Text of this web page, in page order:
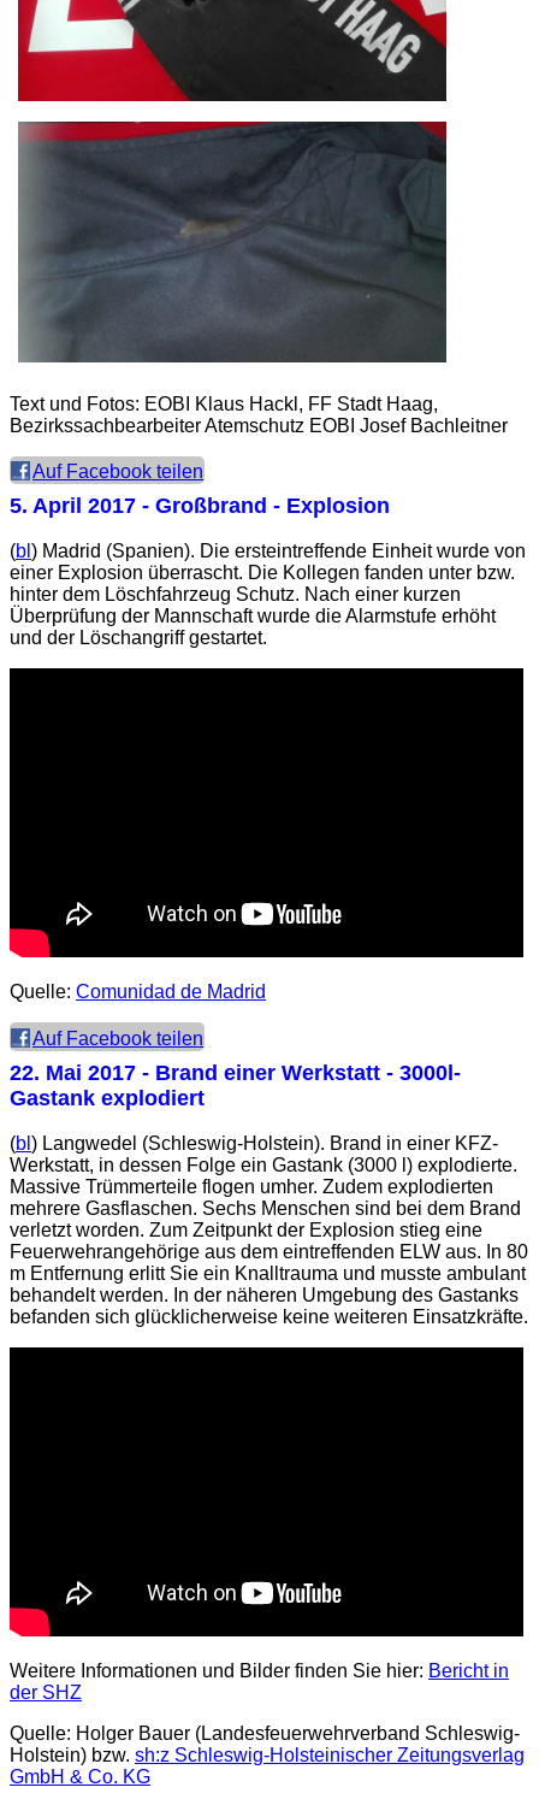
Text und Fotos: EOBI Klaus Hackl, FF Stadt Haag,
Bezirkssachbearbeiter Atemschutz EOBI Josef Bachleitner
Auf Facebook teilen
5. April 2017 - Großbrand - Explosion
(bl ) Madrid (Spanien). Die ersteintreffende Einheit wurde von
einer Explosion überrascht. Die Kollegen fanden unter bzw.
hinter dem Löschfahrzeug Schutz. Nach einer kurzen
Überprüfung der Mannschaft wurde die Alarmstufe erhöht
und der Löschangriff gestartet.
Quelle: Comunidad de Madrid
Auf Facebook teilen
22. Mai 2017 - Brand einer Werkstatt - 3000l-
Gastank explodiert
(bl ) Langwedel (Schleswig-Holstein). Brand in einer KFZ-
Werkstatt, in dessen Folge ein Gastank (3000 l) explodierte.
Massive Trümmerteile flogen umher. Zudem explodierten
mehrere Gasflaschen. Sechs Menschen sind bei dem Brand
verletzt worden. Zum Zeitpunkt der Explosion stieg eine
Feuerwehrangehörige aus dem eintreffenden ELW aus. In 80
m Entfernung erlitt Sie ein Knalltrauma und musste ambulant
behandelt werden. In der näheren Umgebung des Gastanks
befanden sich glücklicherweise keine weiteren Einsatzkräfte.
Weitere Informationen und Bilder finden Sie hier: Bericht in
der SHZ
Quelle: Holger Bauer (Landesfeuerwehrverband Schleswig-
Holstein) bzw. sh:z Schleswig-Holsteinischer Zeitungsverlag
GmbH & Co. KG